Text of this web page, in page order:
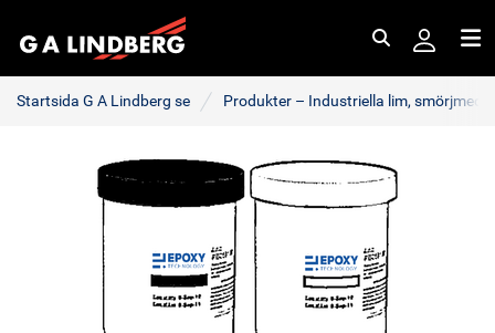
Startsida G A Lindberg se Produkter – Industriella lim,